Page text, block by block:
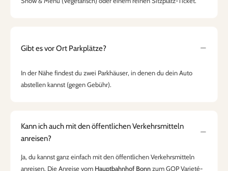
Gibt es vor Ort Parkplätze?
In der Nähe findest du zwei Parkhäuser, in denen du dein Auto
abstellen kannst (gegen Gebühr).
Kann ich auch mit den öffentlichen Verkehrsmitteln
anreisen?
Ja, du kannst ganz einfach mit den öffentlichen Verkehrsmitteln
anreisen. Die Anreise vom Hauptbahnhof Bonnzum GOP Varieté-